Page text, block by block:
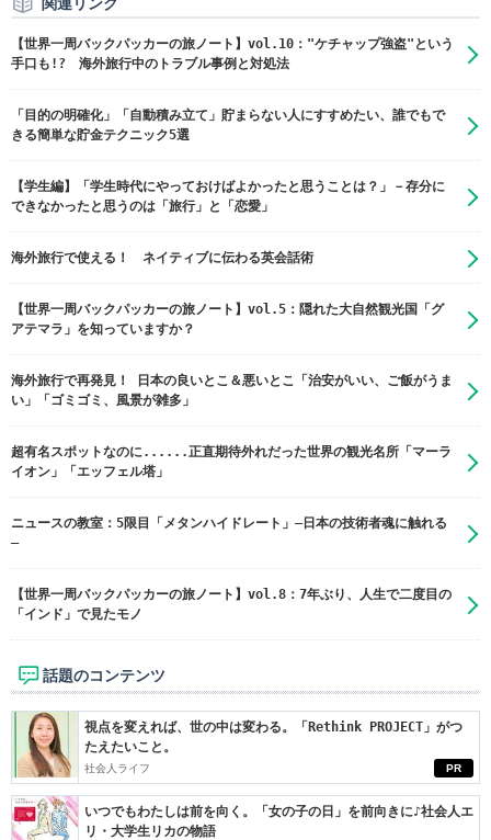
【世界一周バックパッカーの旅ノート】vol.10："ケチャップ強盗"という
手口も!? 海外旅行中のトラブル事例と対処法
「目的の明確化」「自動積み立て」貯まらない人にすすめたい、誰でもで
きる簡単な貯金テクニック5選
【学生編】「学生時代にやっておけばよかったと思うことは？」－存分に
できなかったと思うのは「旅行」と「恋愛」
海外旅行で使える！ ネイティブに伝わる英会話術
【世界一周バックパッカーの旅ノート】vol.5：隠れた大自然観光国「グ
アテマラ」を知っていますか？
海外旅行で再発見！ 日本の良いとこ＆悪いとこ「治安がいい、ご飯がうま
い」「ゴミゴミ、風景が雑多」
超有名スポットなのに......正直期待外れだった世界の観光名所「マーラ
イオン」「エッフェル塔」
ニュースの教室：5限目「メタンハイドレート」―日本の技術者魂に触れる
―
【世界一周バックパッカーの旅ノート】vol.8：7年ぶり、人生で二度目の
「インド」で見たモノ
話題のコンテンツ
PR
視点を変えれば、世の中は変わる。「Rethink PROJECT」がつ
たえたいこと。
社会人ライフ
いつでもわたしは前を向く。「女の子の日」を前向きに♪社会人エ
リ・大学生リカの物語